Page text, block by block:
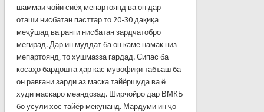
шаммаи чойи сиёҳ мепартоянд ва он дар
оташи нисбатан пасттар то 20-30 дақиқа
меҷўшад ва ранги нисбатан зардчатобро
мегирад. Дар ин муддат ба он каме намак низ
мепартоянд, то хушмазза гардад. Сипас ба
косаҳо бардошта ҳар кас мувофиқи табъаш ба
он равғани зарди аз маска тайёршуда ва ё
худи маскаро меандозад. Ширчойро дар ВМКБ
бо усули хос тайёр мекунанд. Мардуми ин ҷо